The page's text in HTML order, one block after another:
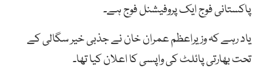
پاکستانی فوج ایک پروفیشنل فوج ہے۔
یاد رہے کہ وزیراعظم عمران خان نے جذبی خیر سگالی کے
تحت بھارتی پائلٹ کی واپسی کا اعلان کیا تھا۔